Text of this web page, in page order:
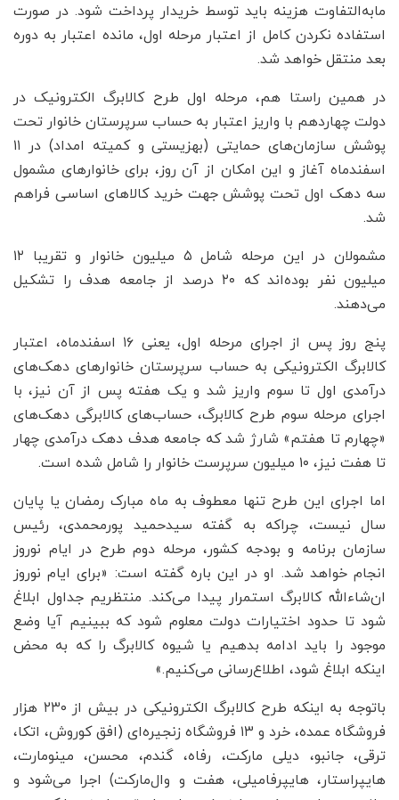
مابه‌التفاوت هزینه باید توسط خریدار پرداخت شود. در صورت
استفاده نکردن کامل از اعتبار مرحله اول، مانده اعتبار به دوره
بعد منتقل خواهد شد.
در همین راستا هم،‌ مرحله اول طرح کالابرگ الکترونیک در
دولت چهاردهم با واریز اعتبار به حساب سرپرستان خانوار تحت
پوشش سازمان‌های حمایتی (بهزیستی و کمیته امداد) در ۱۱
اسفندماه آغاز و این امکان از آن روز،‌ برای خانوارهای مشمول
سه دهک اول تحت پوشش جهت خرید کالاهای اساسی فراهم
شد.
مشمولان در این مرحله شامل ۵ میلیون خانوار و تقریبا ۱۲
میلیون نفر بوده‌اند که ۲۰ درصد از جامعه هدف را تشکیل
می‌دهند.
پنج روز پس از اجرای مرحله اول،‌ یعنی ۱۶ اسفندماه،‌ اعتبار
کالابرگ الکترونیکی به حساب سرپرستان خانوارهای دهک‌های
درآمدی اول تا سوم واریز شد و یک هفته پس از آن نیز،‌ با
اجرای مرحله سوم طرح کالابرگ، حساب‌های کالابرگی دهک‌های
«چهارم تا هفتم» شارژ شد که جامعه هدف دهک‌ درآمدی چهار
تا هفت نیز، ۱۰ میلیون سرپرست خانوار را شامل شده است.
اما اجرای این طرح تنها معطوف به ماه مبارک رمضان یا پایان
سال نیست، چراکه به گفته سیدحمید پورمحمدی، رئیس
سازمان برنامه و بودجه کشور، مرحله دوم طرح در ایام نوروز
انجام خواهد شد. او در این باره گفته است: «برای ایام نوروز
ان‌شاءالله کالابرگ استمرار پیدا می‌کند. منتظریم جداول ابلاغ
شود تا حدود اختیارات دولت معلوم شود که ببینیم آیا وضع
موجود را باید ادامه بدهیم یا شیوه کالابرگ را که به محض
اینکه ابلاغ شود، اطلاع‌رسانی می‌کنیم.»
باتوجه به اینکه طرح کالابرگ الکترونیکی در بیش از ۲۳۰ هزار
فروشگاه عمده، خرد و ۱۳ فروشگاه زنجیره‌ای (افق کوروش، اتکا،
ترقی، جانبو، دیلی مارکت، رفاه، گندم، محسن، مینومارت،
هایپراستار، هایپرفامیلی، هفت و وال‌مارکت) اجرا می‌شود و